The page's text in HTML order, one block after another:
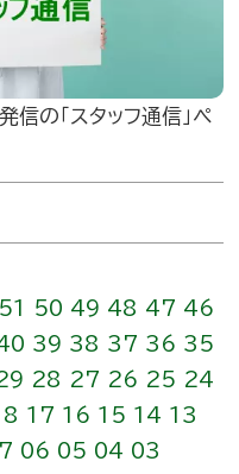
信の｢スタッフ通信」ペ
51 50 49 48 47 46
39 38 37 36 35
28 27 26 25 24
17 16 15 14 13
06 05 04 03